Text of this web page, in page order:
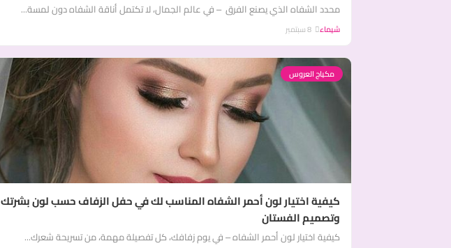
محدد الشفاه الذي يصنع الفرق – في عالم الجمال، لا تكتمل أناقة الشفاه دون لمسة...
شيماء
مكياج العروس
كيفية اختيار لون أحمر الشفاه المناسب لك في حفل الزفاف حسب لون بشرتك
وتصميم الفستان
كيفية اختيار لون أحمر الشفاه – في يوم زفافك، كل تفصيلة مهمة، من تسريحة شعرك...